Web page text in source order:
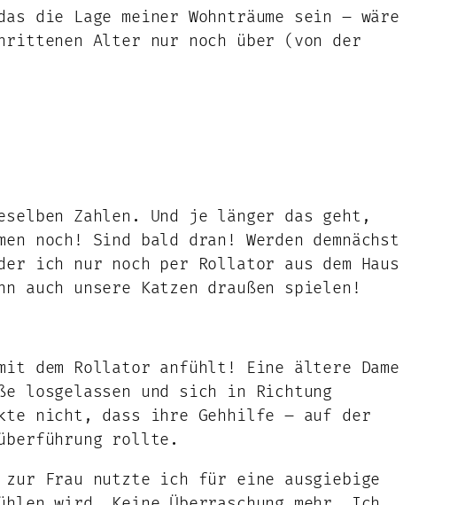
Lage meiner Wohnträume sein – wäre
Alter nur noch über (von der
Zahlen. Und je länger das geht,
noch! Sind bald dran! Werden demnächst
ich nur noch per Rollator aus dem Haus
auch unsere Katzen draußen spielen!
dem Rollator anfühlt! Eine ältere Dame
losgelassen und sich in Richtung
nicht, dass ihre Gehhilfe – auf der
rollte.
zur Frau nutzte ich für eine ausgiebige